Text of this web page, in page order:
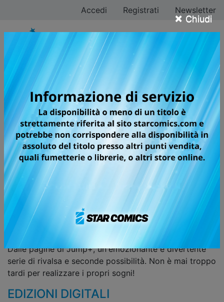
× Chiudi
Accedi Registrati Newsletter
BEAT & MOTION
NON È MAI TROPPO TARDI PER
REALIZZARE I PROPRI SOGNI!
Tatsuhiko ha ormai rinunciato per sempre al suo sogno
di diventare animatore e decide così di dedicarsi alla
musica. Nonostante i continui sforzi con la sua band, il
successo tarda ad arrivare, portandolo a perdere ogni
speranza e aspirazione per il futuro.
Un giorno, le parole di un'esuberante ragazza che
incontra a una festa alcolica lo ispirano a rimettersi in
gioco e a dedicarsi nuovamente all'animazione e... le
cose prendono una piega del tutto inaspettata!
Dalle pagine di Jump+, un'emozionante e divertente
serie di rivalsa e seconde possibilità. Non è mai troppo
tardi per realizzare i propri sogni!
EDIZIONI DIGITALI